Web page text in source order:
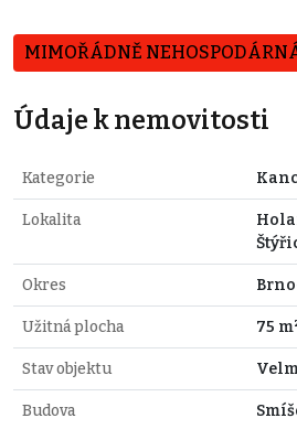
MIMOŘÁDNĚ
Údaje k nemovitosti
Kategorie
Lokalita
Okres
Užitná plocha 75
Stav objektu
Budova